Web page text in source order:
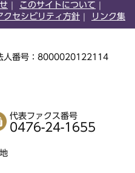
このサイトについて
クセシビリティ方針 リンク集
人番号：8000020122114
代表ファクス番号
0476-24-1655